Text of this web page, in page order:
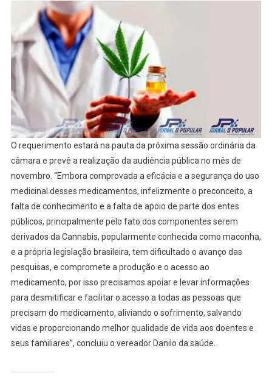
O requerimento estará na pauta da próxima sessão ordinária da
câmara e prevê a realização da audiência pública no mês de
novembro. “Embora comprovada a eficácia e a segurança do uso
medicinal desses medicamentos, infelizmente o preconceito, a
falta de conhecimento e a falta de apoio de parte dos entes
públicos, principalmente pelo fato dos componentes serem
derivados da Cannabis, popularmente conhecida como maconha,
e a própria legislação brasileira, tem dificultado o avanço das
pesquisas, e compromete a produção e o acesso ao
medicamento, por isso precisamos apoiar e levar informações
para desmitificar e facilitar o acesso a todas as pessoas que
precisam do medicamento, aliviando o sofrimento, salvando
vidas e proporcionando melhor qualidade de vida aos doentes e
seus familiares”, concluiu o vereador Danilo da saúde.